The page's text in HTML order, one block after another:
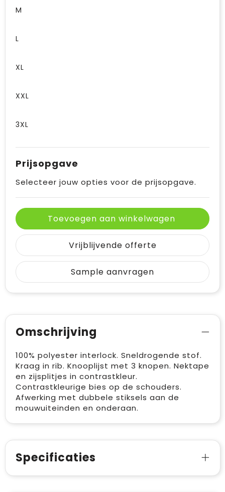
M
L
XL
XXL
3XL
Prijsopgave
Selecteer jouw opties voor de prijsopgave.
Toevoegen aan winkelwagen
Vrijblijvende offerte
Sample aanvragen
Omschrijving
100% polyester interlock. Sneldrogende stof.
Kraag in rib. Knooplijst met 3 knopen. Nektape
en zijsplitjes in contrastkleur.
Contrastkleurige bies op de schouders.
Afwerking met dubbele stiksels aan de
mouwuiteinden en onderaan.
Specificaties